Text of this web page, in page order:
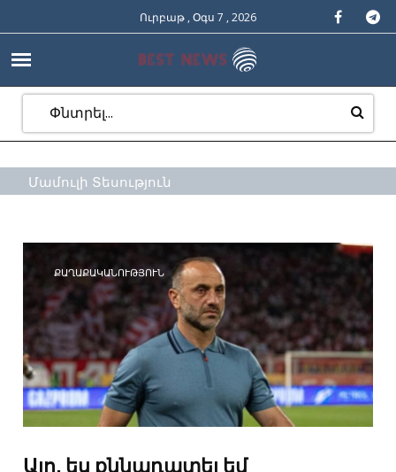
Ուրբաթ , Օգս 7 , 2026
Մամուլի Տեսություն
ՔԱՂԱՔԱԿԱՆՈՒԹՅՈՒՆ
Այո, ես քննադատել եմ